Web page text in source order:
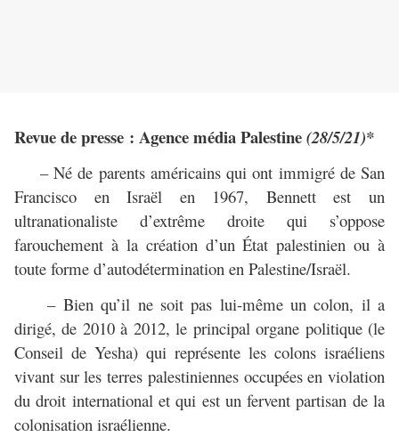
Revue de presse : Agence média Palestine(28/5/21)*
– Né de parents américains qui ont immigré de San
Francisco en Israël en 1967, Bennett est un
ultranationaliste d’extrême droite qui s’oppose
farouchement à la création d’un État palestinien ou à
toute forme d’autodétermination en Palestine/Israël.
– Bien qu’il ne soit pas lui-même un colon, il a
dirigé, de 2010 à 2012, le principal organe politique (le
Conseil de Yesha) qui représente les colons israéliens
vivant sur les terres palestiniennes occupées en violation
du droit international et qui est un fervent partisan de la
colonisation israélienne.